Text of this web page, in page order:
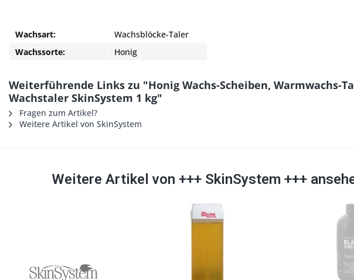
Wachsart:
Wachsblöcke-Taler
Wachssorte:
Honig
Weiterführende Links zu "Honig Wachs-Scheiben, Warmwachs-
Wachstaler SkinSystem 1 kg"
Fragen zum Artikel?
Weitere Artikel von SkinSystem
Weitere Artikel von +++ SkinSystem +++